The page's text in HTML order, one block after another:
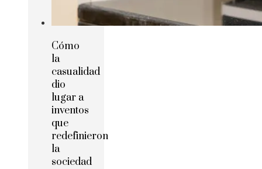
Cómo
la
casualidad
dio
lugar a
inventos
que
redefinieron
la
sociedad